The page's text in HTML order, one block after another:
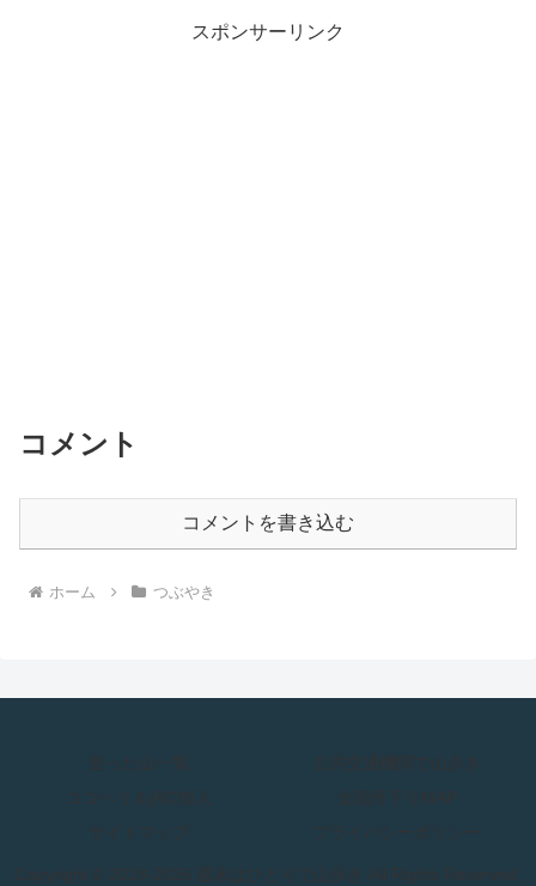
ずつ山歩きを再開しましたので、
スポンサーリンク
コメント
コメントを書き込む
ホーム つぶやき